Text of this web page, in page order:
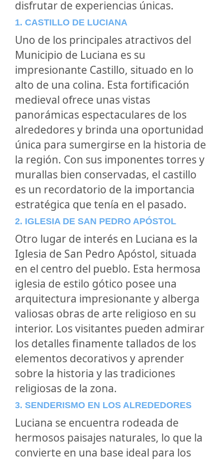
disfrutar de experiencias únicas.
1. CASTILLO DE LUCIANA
Uno de los principales atractivos del
Municipio de Luciana es su
impresionante Castillo, situado en lo
alto de una colina. Esta fortificación
medieval ofrece unas vistas
panorámicas espectaculares de los
alrededores y brinda una oportunidad
única para sumergirse en la historia de
la región. Con sus imponentes torres y
murallas bien conservadas, el castillo
es un recordatorio de la importancia
estratégica que tenía en el pasado.
2. IGLESIA DE SAN PEDRO APÓSTOL
Otro lugar de interés en Luciana es la
Iglesia de San Pedro Apóstol, situada
en el centro del pueblo. Esta hermosa
iglesia de estilo gótico posee una
arquitectura impresionante y alberga
valiosas obras de arte religioso en su
interior. Los visitantes pueden admirar
los detalles finamente tallados de los
elementos decorativos y aprender
sobre la historia y las tradiciones
religiosas de la zona.
3. SENDERISMO EN LOS ALREDEDORES
Luciana se encuentra rodeada de
hermosos paisajes naturales, lo que la
convierte en una base ideal para los